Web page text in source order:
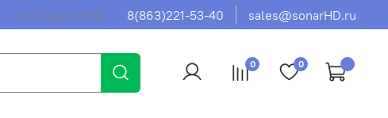
с 9:00 до 19:00 8(863)221-53-40 sales@sonarHD.ru
0 0